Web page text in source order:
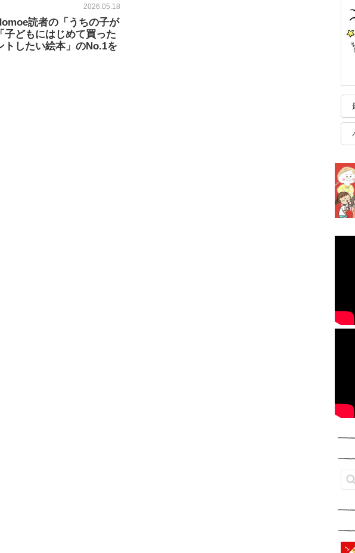
2026.05.18
読者の「うちの子が
子どもにはじめて買った
トしたい絵本」のNo.1を
1